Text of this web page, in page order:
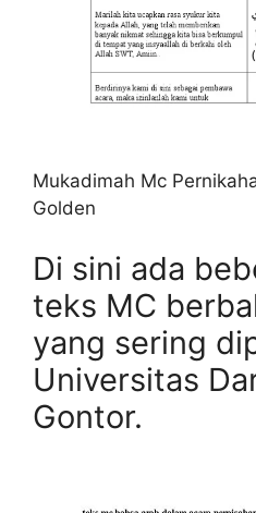
Mukadimah Mc
Golden
Di sini ada
teks MC
yang sering
Universitas
Gontor.